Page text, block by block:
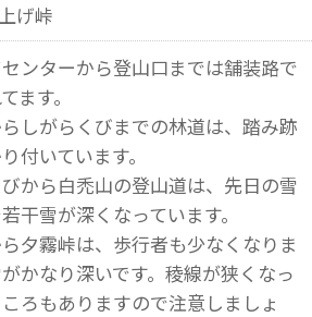
げ峠
ンターから登山口までは舗装路で
ます。
しがらくびまでの林道は、踏み跡
付いています。
から白禿山の登山道は、先日の雪
干雪が深くなっています。
夕霧峠は、歩行者も少なくなりま
かなり深いです。稜線が狭くなっ
ろもありますので注意しましょ